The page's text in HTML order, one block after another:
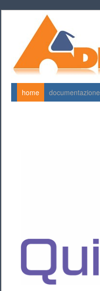
home documentazione